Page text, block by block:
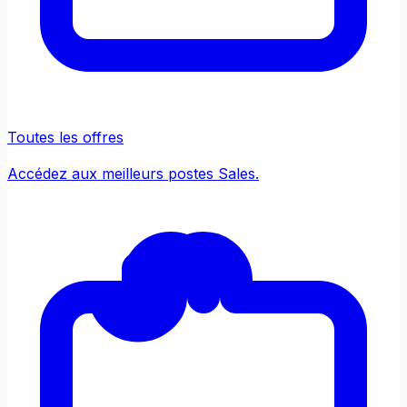
Toutes les offres
Accédez aux meilleurs postes Sales.